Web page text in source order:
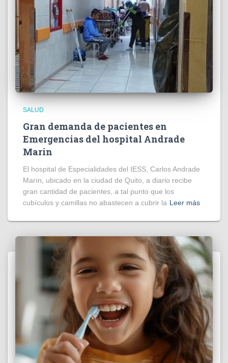
SALUD
Gran demanda de pacientes en
Emergencias del hospital Andrade
Marín
El hospital de Especialidades del IESS, Carlos Andrade
Marín, ubicado en la ciudad de Quito, a diario recibe
gran cantidad de pacientes, a tal punto que los
cubículos y camillas no abastecen a cubrir la Leer más